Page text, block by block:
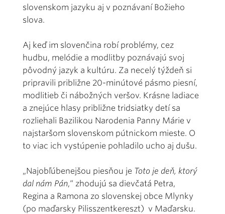
slovenskom jazyku aj v poznávaní Božieho
slova.
Aj keď im slovenčina robí problémy, cez
hudbu, melódie a modlitby poznávajú svoj
pôvodný jazyk a kultúru. Za necelý týždeň si
pripravili približne 20-minútové pásmo piesní,
modlitieb či nábožných veršov. Krásne ladiace
a znejúce hlasy približne tridsiatky detí sa
rozliehali Bazilikou Narodenia Panny Márie v
najstaršom slovenskom pútnickom mieste. O
to viac ich vystúpenie pohladilo ucho aj dušu.
„Najobľúbenejšou piesňou je Toto je deň, ktorý
dal nám Pán,“ zhodujú sa dievčatá Petra,
Regina a Ramona zo slovenskej obce Mlynky
(po maďarsky Pilisszentkereszt) v Maďarsku.